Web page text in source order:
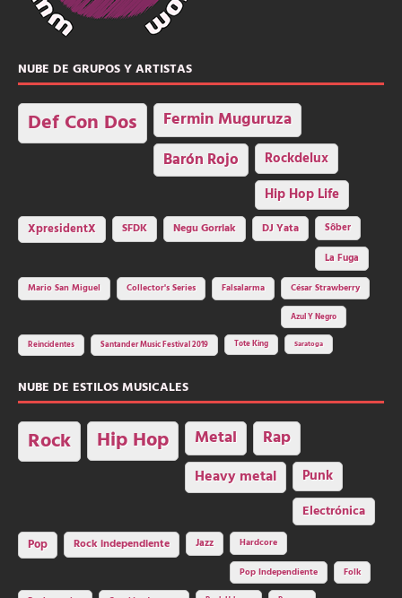
NUBE DE GRUPOS Y ARTISTAS
Def Con Dos Fermin Muguruza
Barón Rojo Rockdelux
Hip Hop Life
XpresidentX SFDK Negu Gorriak DJ Yata
Sôber
La Fuga
Mario San Miguel
Collector's Series Falsalarma César Strawberry
Azul Y Negro
Reincidentes Santander Music Festival 2019 Tote King Saratoga
NUBE DE ESTILOS MUSICALES
Rock Hip Hop Metal Rap
Heavy metal Punk
Electrónica
Pop Rock independiente Jazz Hardcore
Pop Independiente Folk